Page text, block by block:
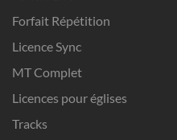
Forfait Répétition
Licence Sync
MT Complet
Licences pour églises
Tracks